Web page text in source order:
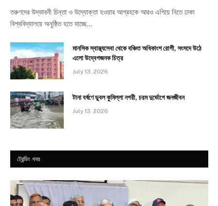
তরুণদের উদ্ভাবনী চিন্তা ও উদ্যোক্তা হওয়ার আগ্রহকে আরও এগিয়ে নিতে ঢাকা
বিশ্ববিদ্যালয়ে অনুষ্ঠিত হতে যাচ্ছে…
মানসিক স্বাস্থ্যসেবা থেকে বঞ্চিত অধিকাংশ রোগী, সংসদে উঠে
এলো উদ্বেগজনক চিত্র
July 13, 2026
টানা বর্ষণে ডুবল কুমিল্লা নগরী, চরম দুর্ভোগে জনজীবন
July 13, 2026
ট্রেন্ডিং খবর